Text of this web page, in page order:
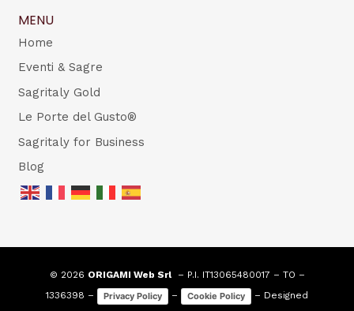
MENU
Home
Eventi & Sagre
Sagritaly Gold
Le Porte del Gusto®
Sagritaly for Business
Blog
© 2026 ORIGAMI Web Srl– P.I. IT13065480017 – TO –
1336398 –
Privacy Policy – Cookie Policy
– Designed